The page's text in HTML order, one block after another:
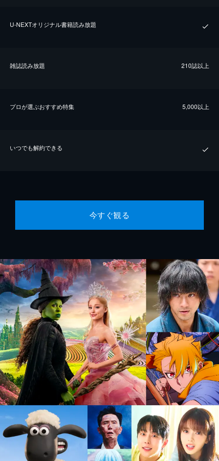
U-NEXTオリジナル書籍読み放題
雑誌読み放題 210誌以上
プロが選ぶおすすめ特集 5,000以上
いつでも解約できる
今すぐ観る